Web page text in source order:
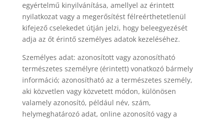
egyértelmű kinyilvánítása, amellyel az érintett
nyilatkozat vagy a megerősítést félreérthetetlenül
kifejező cselekedet útján jelzi, hogy beleegyezését
adja az őt érintő személyes adatok kezeléséhez.
Személyes adat: azonosított vagy azonosítható
természetes személyre (érintett) vonatkozó bármely
információ; azonosítható az a természetes személy,
aki közvetlen vagy közvetett módon, különösen
valamely azonosító, például név, szám,
helymeghatározó adat, online azonosító vagy a